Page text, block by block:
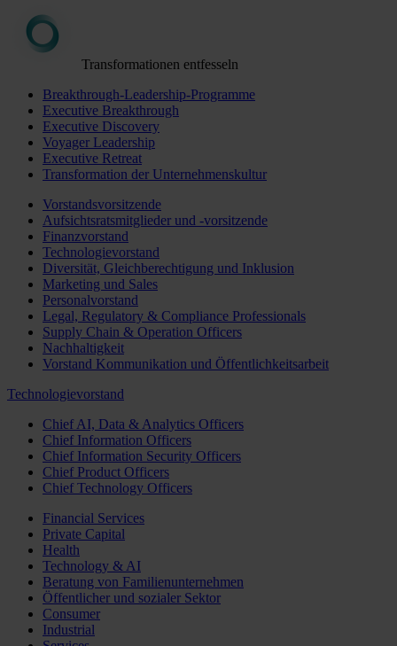
Transformationen entfesseln
Breakthrough-Leadership-Programme
Executive Breakthrough
Executive Discovery
Voyager Leadership
Executive Retreat
Transformation der Unternehmenskultur
Vorstandsvorsitzende
Aufsichtsratsmitglieder und -vorsitzende
Finanzvorstand
Technologievorstand
Diversität, Gleichberechtigung und Inklusion
Marketing und Sales
Personalvorstand
Legal, Regulatory & Compliance Professionals
Supply Chain & Operation Officers
Nachhaltigkeit
Vorstand Kommunikation und Öffentlichkeitsarbeit
Technologievorstand
Chief AI, Data & Analytics Officers
Chief Information Officers
Chief Information Security Officers
Chief Product Officers
Chief Technology Officers
Financial Services
Private Capital
Health
Technology & AI
Beratung von Familienunternehmen
Öffentlicher und sozialer Sektor
Consumer
Industrial